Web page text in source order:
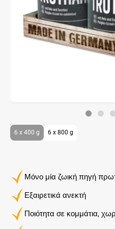
Μόνο μία ζωική πηγή
Εξαιρετικά ανεκτή
Ποιότητα σε κομμάτια,
6 x 400 g 6 x 800 g